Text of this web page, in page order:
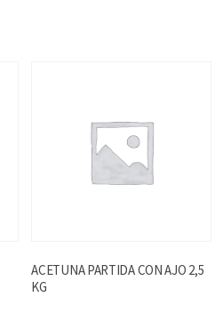
ACETUNA PARTIDA CON AJO 2,5
KG